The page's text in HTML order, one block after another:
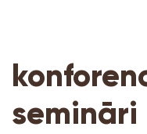
semināri